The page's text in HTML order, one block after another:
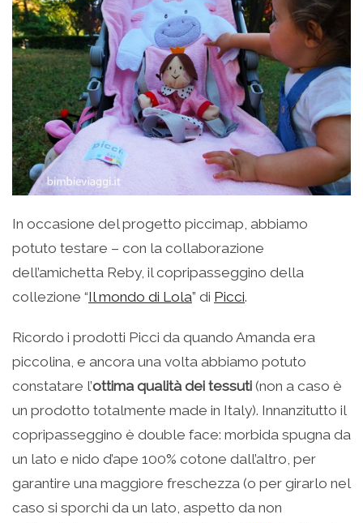
In occasione del progetto piccimap, abbiamo
potuto testare – con la collaborazione
dell’amichetta Reby, il copripasseggino della
collezione “Il mondo di Lola” di Picci.
Ricordo i prodotti Picci da quando Amanda era
piccolina, e ancora una volta abbiamo potuto
constatare l’ottima qualità dei tessuti (non a caso è
un prodotto totalmente made in Italy). Innanzitutto il
copripasseggino è double face: morbida spugna da
un lato e nido d’ape 100% cotone dall’altro, per
garantire una maggiore freschezza (o per girarlo nel
caso si sporchi da un lato, aspetto da non